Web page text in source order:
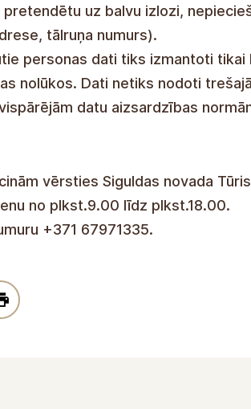
uz balvu izlozi,
tālruņa numurs).
personas dati tiks izmantoti tikai
nolūkos. Dati netiks nodoti
datu aizsardzības
vērsties Siguldas novada
no plkst.9.00 līdz plkst.18.00.
+371 67971335.